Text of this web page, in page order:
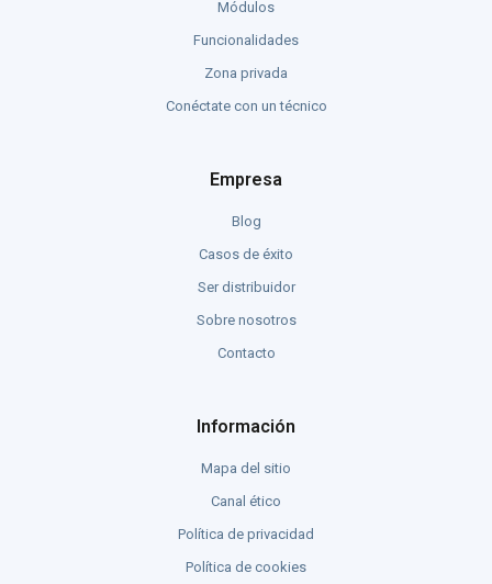
Módulos
Funcionalidades
Zona privada
Conéctate con un técnico
Empresa
Blog
Casos de éxito
Ser distribuidor
Sobre nosotros
Contacto
Información
Mapa del sitio
Canal ético
Política de privacidad
Política de cookies